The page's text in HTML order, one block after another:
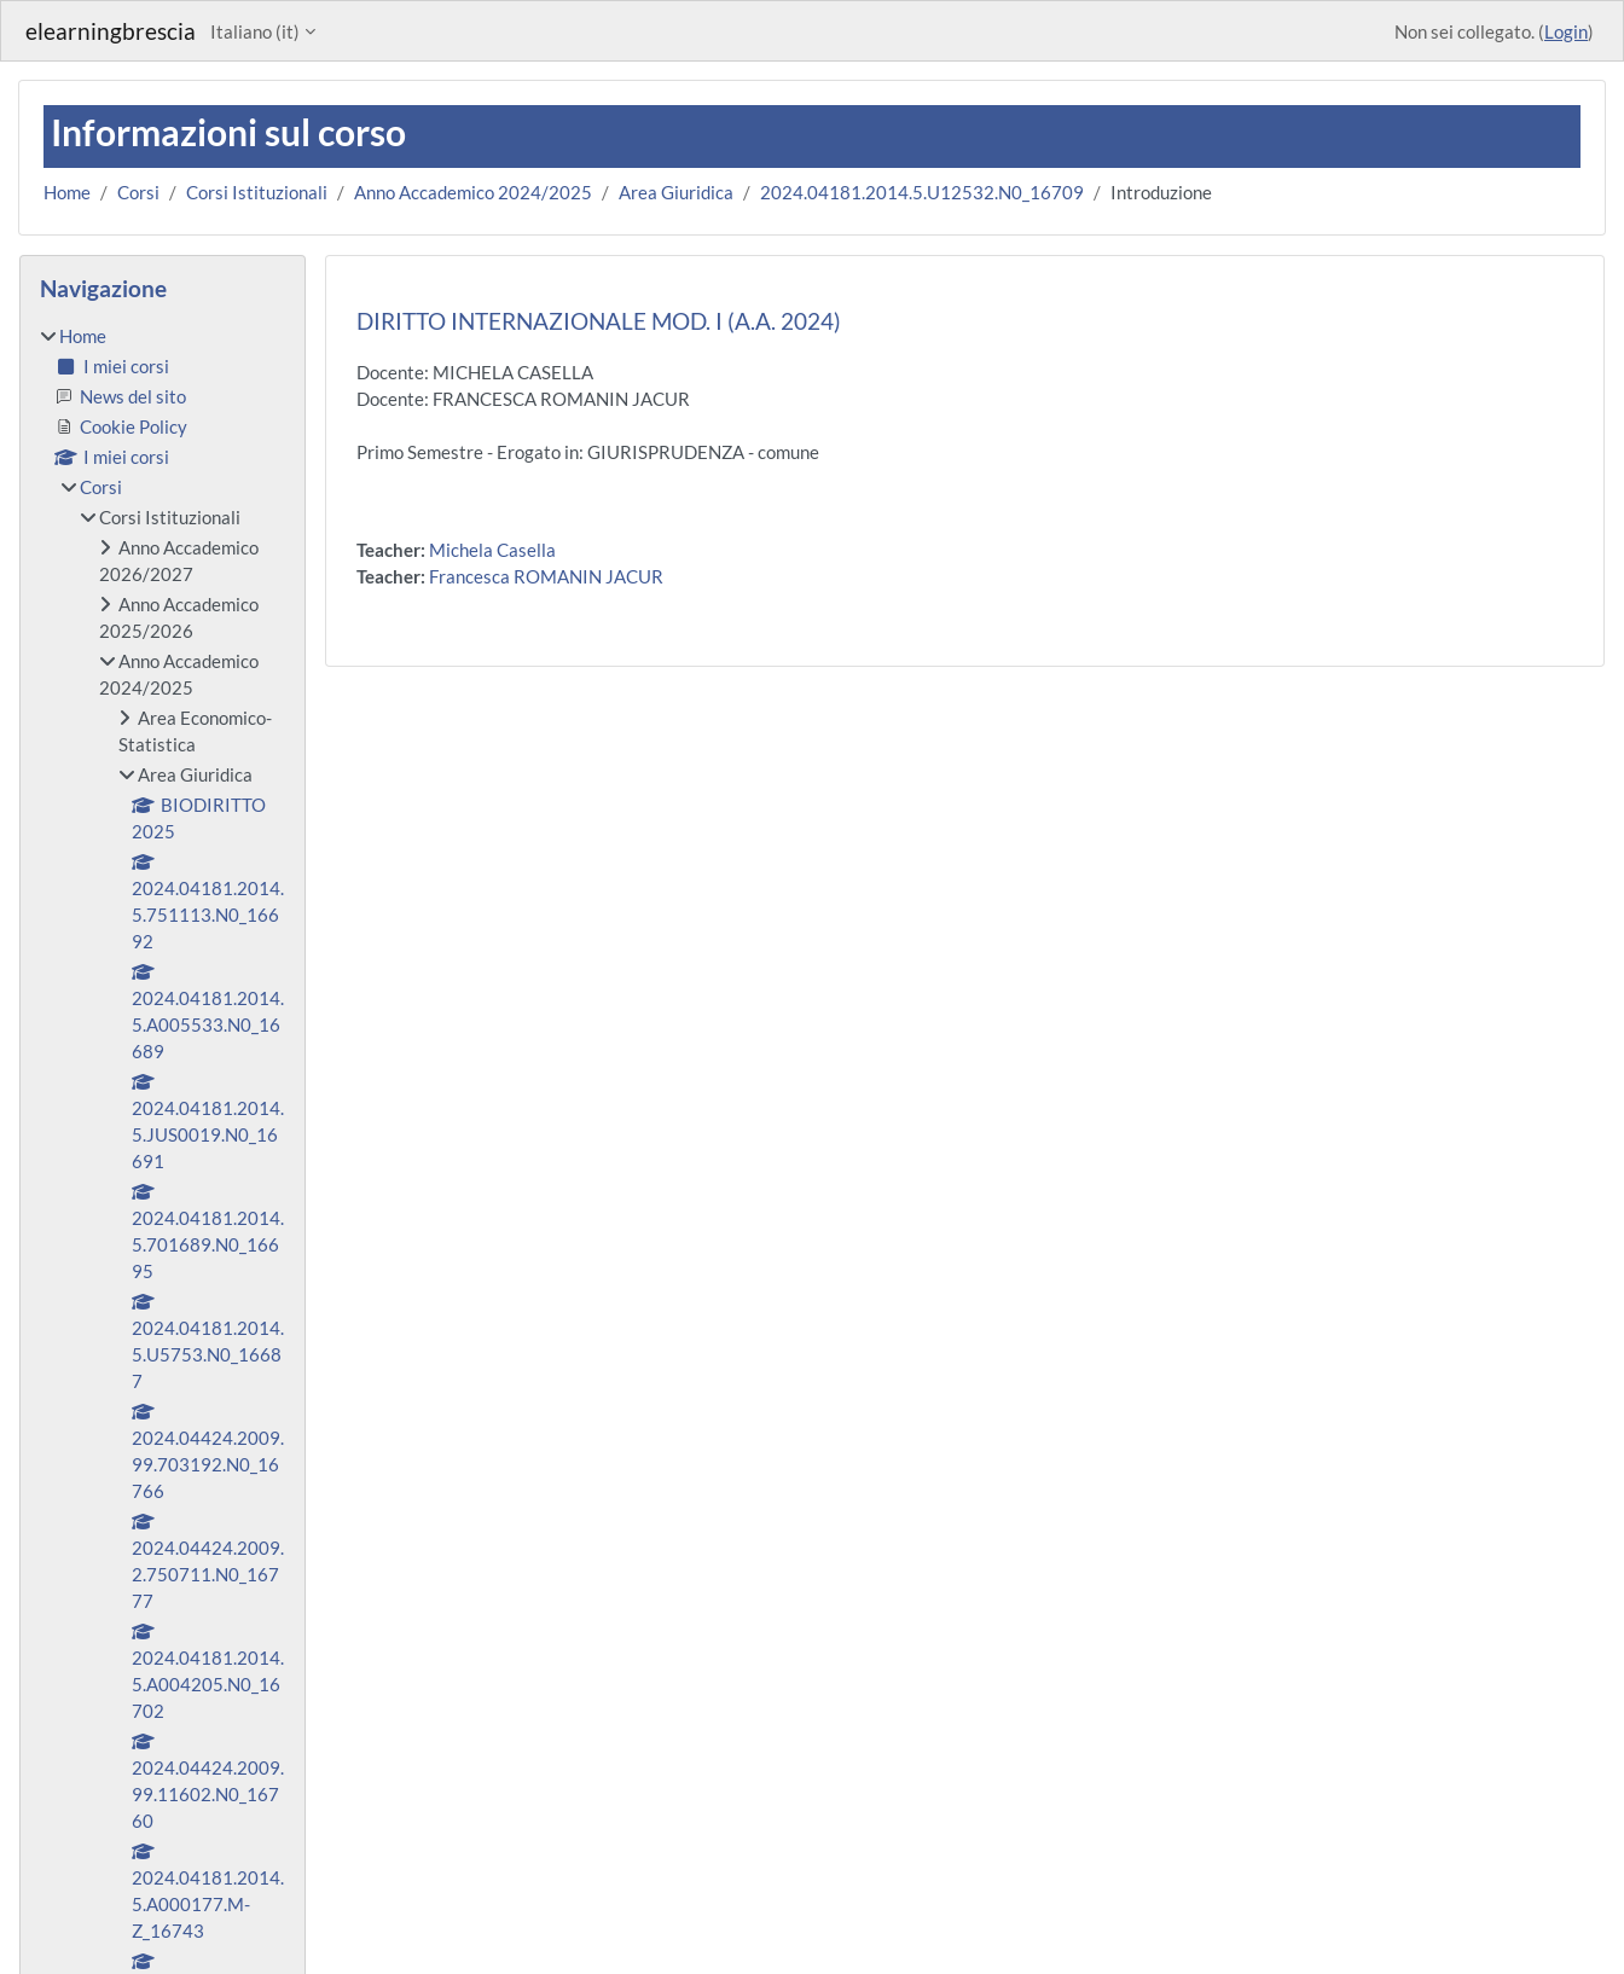
elearningbrescia Italiano ‎(it)‎ Non sei collegato. (Login)
Informazioni sul corso
Home Corsi Corsi Istituzionali Anno Accademico 2024/2025 Area Giuridica 2024.04181.2014.5.U12532.N0_16709 Introduzione
DIRITTO INTERNAZIONALE MOD. I (A.A. 2024)
Docente: MICHELA CASELLA
Docente: FRANCESCA ROMANIN JACUR
Primo Semestre - Erogato in: GIURISPRUDENZA - comune
Teacher: Michela Casella
Teacher: Francesca ROMANIN JACUR
Blocchi
Navigazione
Home
I miei corsi
News del sito
Cookie Policy
I miei corsi
Corsi
Corsi Istituzionali
Anno Accademico
2026/2027
Anno Accademico
2025/2026
Anno Accademico
2024/2025
Area Economico-
Statistica
Area Giuridica
BIODIRITTO
2025
2024.04181.2014.
5.751113.N0_166
92
2024.04181.2014.
5.A005533.N0_16
689
2024.04181.2014.
5.JUS0019.N0_16
691
2024.04181.2014.
5.701689.N0_166
95
2024.04181.2014.
5.U5753.N0_1668
7
2024.04424.2009.
99.703192.N0_16
766
2024.04424.2009.
2.750711.N0_167
77
2024.04181.2014.
5.A004205.N0_16
702
2024.04424.2009.
99.11602.N0_167
60
2024.04181.2014.
5.A000177.M-
Z_16743